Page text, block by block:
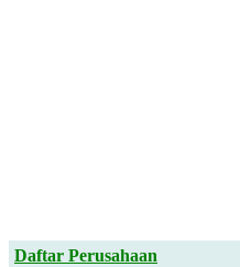
Daftar Perusahaan